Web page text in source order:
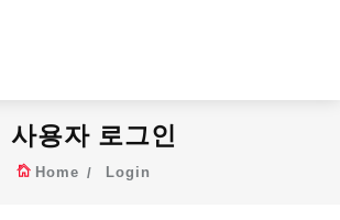
사용자 로그인
Home Login